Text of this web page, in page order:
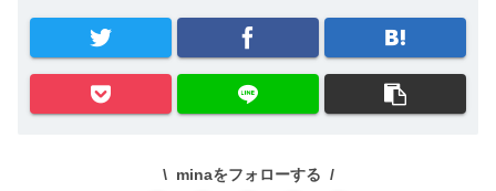
minaをフォローする